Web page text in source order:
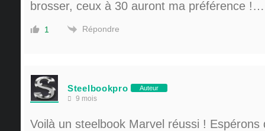
brosser, ceux à 30 auront ma préférence !…
1 Répondre
Steelbookpro Auteur
9 mois
Voilà un steelbook Marvel réussi ! Espérons